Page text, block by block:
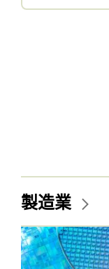
製造業